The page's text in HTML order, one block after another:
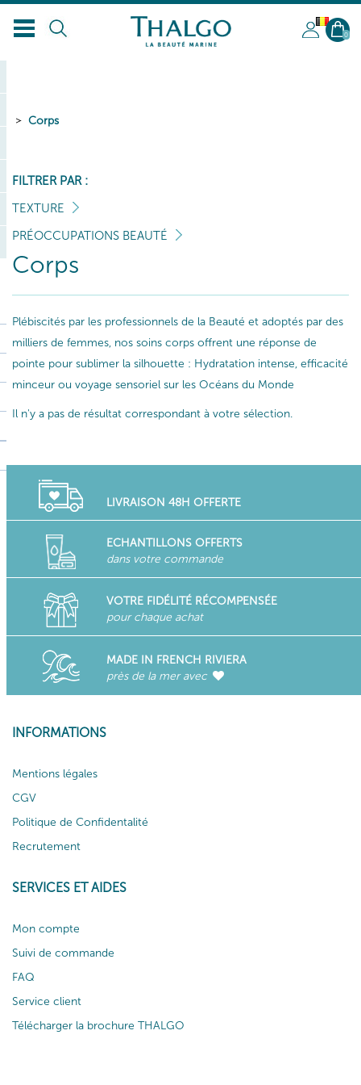
BL
0
Corps
FILTRER PAR :
TEXTURE
PRÉOCCUPATIONS BEAUTÉ
Corps
Plébiscités par les professionnels de la Beauté et adoptés par des
milliers de femmes, nos soins corps offrent une réponse de
pointe pour sublimer la silhouette : Hydratation intense, efficacité
minceur ou voyage sensoriel sur les Océans du Monde
Il n'y a pas de résultat correspondant à votre sélection.
LIVRAISON 48H OFFERTE
ECHANTILLONS OFFERTS
dans votre commande
VOTRE FIDÉLITÉ RÉCOMPENSÉE
pour chaque achat
MADE IN FRENCH RIVIERA
près de la mer avec
INFORMATIONS
Mentions légales
CGV
Politique de Confidentalité
Recrutement
SERVICES ET AIDES
Mon compte
Suivi de commande
FAQ
Service client
Télécharger la brochure THALGO